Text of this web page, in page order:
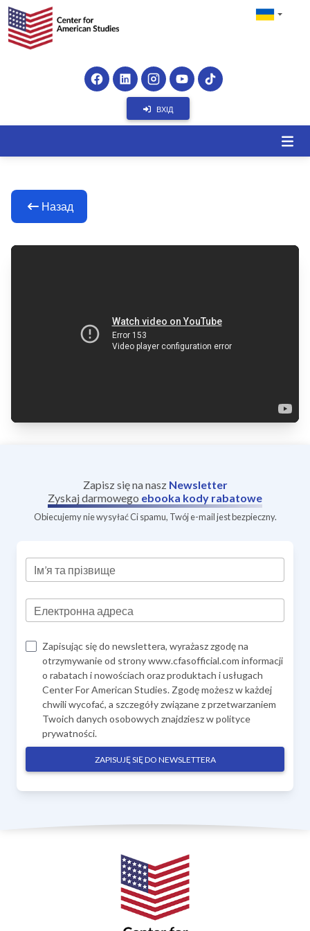
ВХІД
Назад
Zapisz się na nasz Newsletter
Zyskaj darmowego ebooka kody rabatowe
Obiecujemy nie wysyłać Ci spamu, Twój e-mail jest bezpieczny.
Ім’я та прізвище
Електронна адреса
Zapisując się do newslettera, wyrażasz zgodę na
otrzymywanie od strony www.cfasofficial.com informacji
o rabatach i nowościach oraz produktach i usługach
Center For American Studies. Zgodę możesz w każdej
chwili wycofać, a szczegóły związane z przetwarzaniem
Twoich danych osobowych znajdziesz wpolityce
prywatności.
ZAPISUJĘ SIĘ DO NEWSLETTERA